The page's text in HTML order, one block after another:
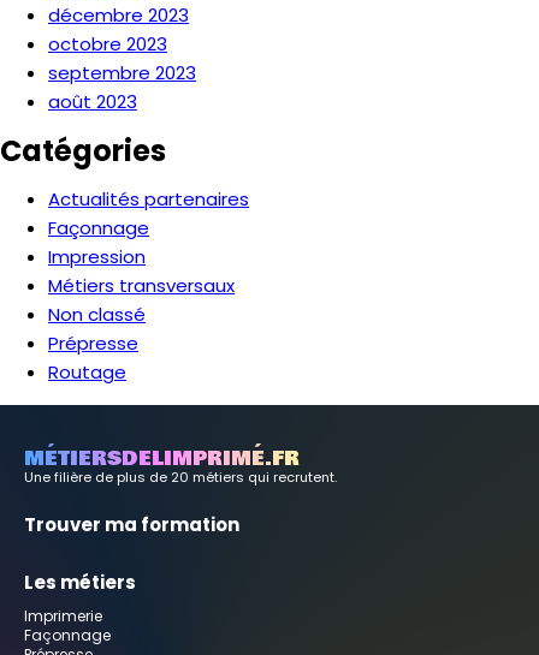
décembre 2023
octobre 2023
septembre 2023
août 2023
Catégories
Actualités partenaires
Façonnage
Impression
Métiers transversaux
Non classé
Prépresse
Routage
MÉTIERSDELIMPRIMÉ.FR
Une filière de plus de 20 métiers qui recrutent.
Trouver ma formation
Les métiers
Imprimerie
Façonnage